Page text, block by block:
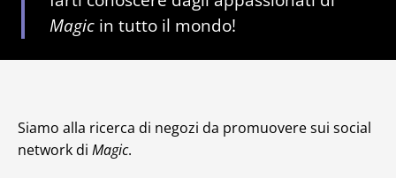
Magic in tutto il mondo!
Siamo alla ricerca di negozi da promuovere sui social
network di Magic.